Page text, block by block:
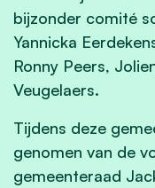
bijzonder comité
Yannicka
Ronny Peers,
Veugelaers.
Tijdens deze
genomen van de
gemeenteraad